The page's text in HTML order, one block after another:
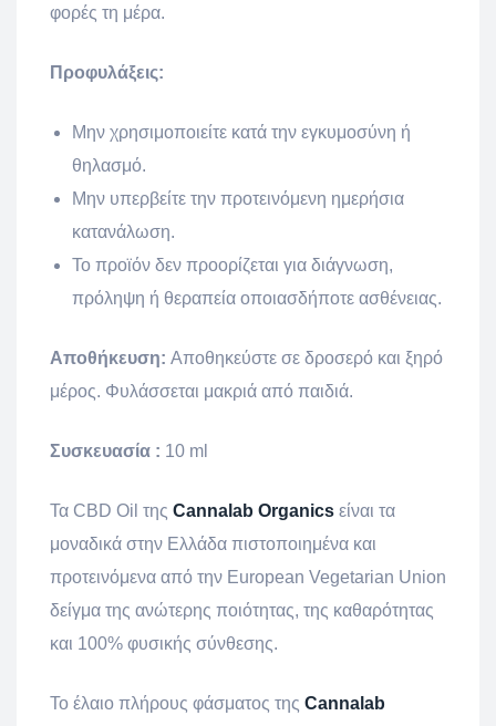
φορές τη μέρα.
Προφυλάξεις:
Μην χρησιμοποιείτε κατά την εγκυμοσύνη ή
θηλασμό.
Μην υπερβείτε την προτεινόμενη ημερήσια
κατανάλωση.
Το προϊόν δεν προορίζεται για διάγνωση,
πρόληψη ή θεραπεία οποιασδήποτε ασθένειας.
Αποθήκευση: Αποθηκεύστε σε δροσερό και ξηρό
μέρος. Φυλάσσεται μακριά από παιδιά.
Συσκευασία : 10 ml
Τα CBD Oil της Cannalab Organics είναι τα
μοναδικά στην Ελλάδα πιστοποιημένα και
προτεινόμενα από την European Vegetarian Union
δείγμα της ανώτερης ποιότητας, της καθαρότητας
και 100% φυσικής σύνθεσης.
Το έλαιο πλήρους φάσματος της Cannalab